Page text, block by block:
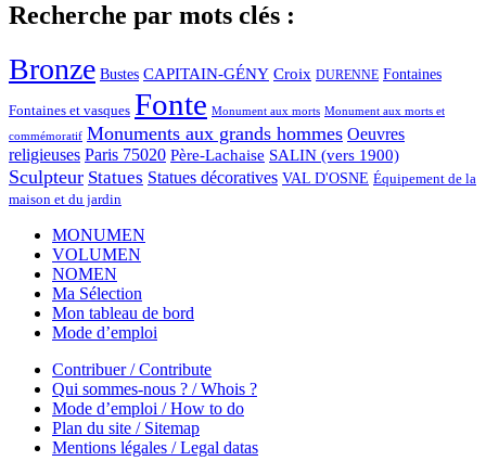
Recherche par mots clés :
Bronze Bustes CAPITAIN-GÉNY Croix DURENNE Fontaines
Fontaines et vasques Fonte Monument aux morts Monument aux morts et
commémoratif Monuments aux grands hommes Oeuvres
religieuses Paris 75020 Père-Lachaise SALIN (vers 1900)
Sculpteur Statues Statues décoratives VAL D'OSNE Équipement de la
maison et du jardin
MONUMEN
VOLUMEN
NOMEN
Ma Sélection
Mon tableau de bord
Mode d’emploi
Contribuer / Contribute
Qui sommes-nous ? / Whois ?
Mode d’emploi / How to do
Plan du site / Sitemap
Mentions légales / Legal datas